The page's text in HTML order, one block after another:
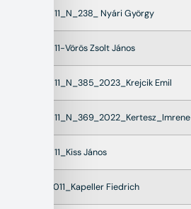
22011_N_238_ Nyári György
22011-Vörös Zsolt János
22011_N_385_2023_Krejcik Emil
22011_N_369_2022_Kertesz_Imrene
22011_Kiss János
K22011_Kapeller Fiedrich